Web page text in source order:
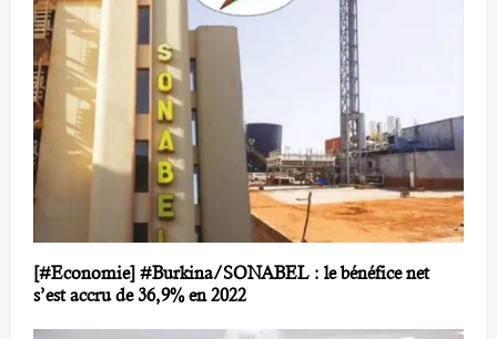
[#Economie] #Burkina/SONABEL : le bénéfice net
s’est accru de 36,9% en 2022